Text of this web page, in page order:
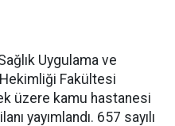
Uygulama ve
Fakültesi
üzere kamu hastanesi
yayımlandı. 657 sayılı